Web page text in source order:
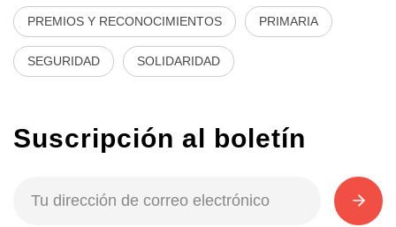
PREMIOS Y RECONOCIMIENTOS PRIMARIA
SEGURIDAD SOLIDARIDAD
Suscripción al boletín